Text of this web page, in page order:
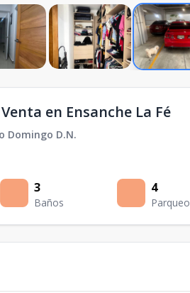
en Ensanche La Fé
Domingo D.N.
3
Baños
4
Parqueo